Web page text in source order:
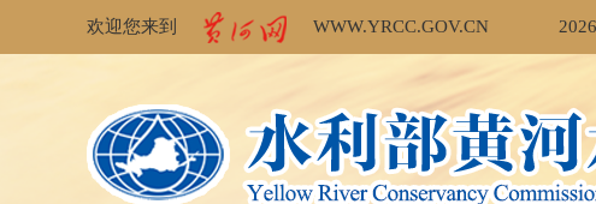
欢迎您来到 WWW.YRCC.GOV.CN